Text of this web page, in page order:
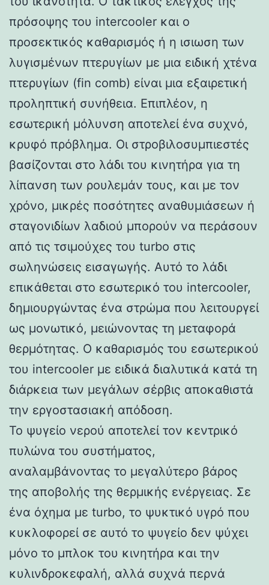
πρόσοψης του intercooler και ο
προσεκτικός καθαρισμός ή η ισιωση των
λυγισμένων πτερυγίων με μια ειδική χτένα
πτερυγίων (fin comb) είναι μια εξαιρετική
προληπτική συνήθεια. Επιπλέον, η
εσωτερική μόλυνση αποτελεί ένα συχνό,
κρυφό πρόβλημα. Οι στροβιλοσυμπιεστές
βασίζονται στο λάδι του κινητήρα για τη
λίπανση των ρουλεμάν τους, και με τον
χρόνο, μικρές ποσότητες αναθυμιάσεων ή
σταγονιδίων λαδιού μπορούν να περάσουν
από τις τσιμούχες του turbo στις
σωληνώσεις εισαγωγής. Αυτό το λάδι
επικάθεται στο εσωτερικό του intercooler,
δημιουργώντας ένα στρώμα που λειτουργεί
ως μονωτικό, μειώνοντας τη μεταφορά
θερμότητας. Ο καθαρισμός του εσωτερικού
του intercooler με ειδικά διαλυτικά κατά τη
διάρκεια των μεγάλων σέρβις αποκαθιστά
την εργοστασιακή απόδοση.
Το ψυγείο νερού αποτελεί τον κεντρικό
πυλώνα του συστήματος,
αναλαμβάνοντας το μεγαλύτερο βάρος
της αποβολής της θερμικής ενέργειας. Σε
ένα όχημα με turbo, το ψυκτικό υγρό που
κυκλοφορεί σε αυτό το ψυγείο δεν ψύχει
μόνο το μπλοκ του κινητήρα και την
κυλινδροκεφαλή, αλλά συχνά περνά